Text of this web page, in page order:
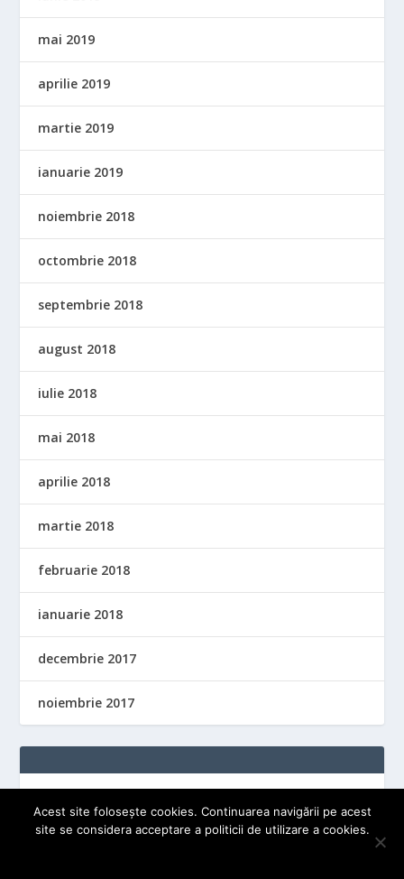
mai 2019
aprilie 2019
martie 2019
ianuarie 2019
noiembrie 2018
octombrie 2018
septembrie 2018
august 2018
iulie 2018
mai 2018
aprilie 2018
martie 2018
februarie 2018
ianuarie 2018
decembrie 2017
noiembrie 2017
Acest site folosește cookies. Continuarea navigării pe acest
site se considera acceptare a politicii de utilizare a cookies.